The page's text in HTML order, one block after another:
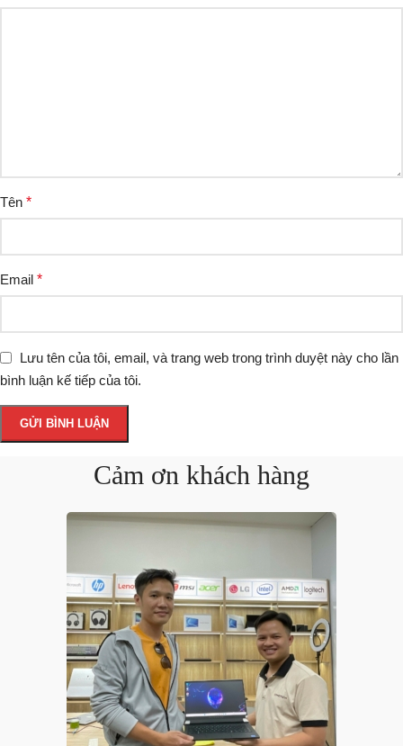
Tên *
Email *
Lưu tên của tôi, email, và trang web trong trình duyệt này cho lần
bình luận kế tiếp của tôi.
Cảm ơn khách hàng